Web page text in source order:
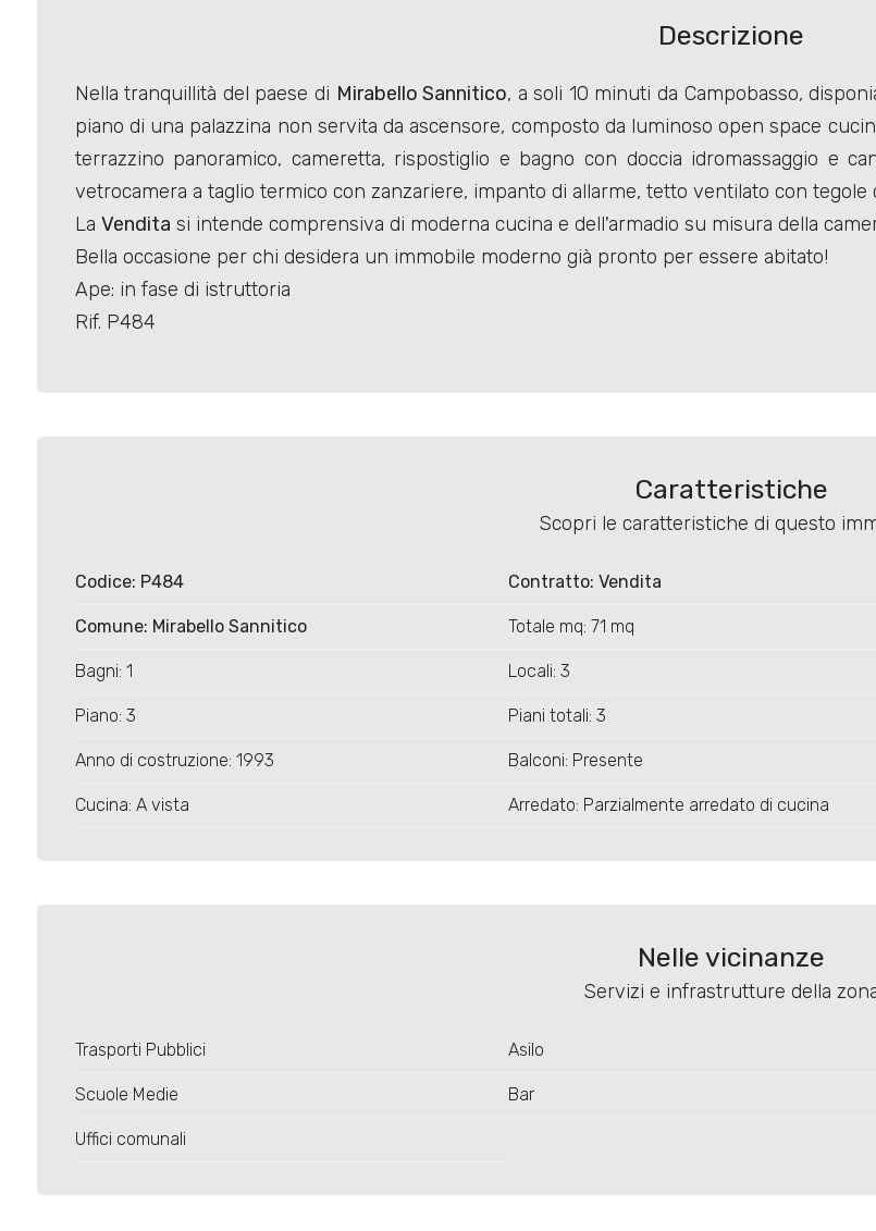
Descrizione
Nella tranquillità del paese di Mirabello Sannitico, a soli 10 minuti da Campobasso,
piano di una palazzina non servita da ascensore, composto da luminoso open space
terrazzino panoramico, cameretta, rispostiglio e bagno con doccia idromassaggio e
vetrocamera a taglio termico con zanzariere, impanto di allarme, tetto ventilato con tegole
La Vendita si intende comprensiva di moderna cucina e dell'armadio su misura della
Bella occasione per chi desidera un immobile moderno già pronto per essere abitato!
Ape: in fase di istruttoria
Rif. P484
Caratteristiche
Scopri le caratteristiche di questo
Codice: P484 Contratto: Vendita
Comune: Mirabello Sannitico Totale mq: 71 mq
Bagni: 1 Locali: 3
Piano: 3 Piani totali: 3
Anno di costruzione: 1993 Balconi: Presente
Cucina: A vista Arredato: Parzialmente arredato di cucina
Nelle vicinanze
Servizi e infrastrutture della
Trasporti Pubblici Asilo
Scuole Medie Bar
Uffici comunali
Totale